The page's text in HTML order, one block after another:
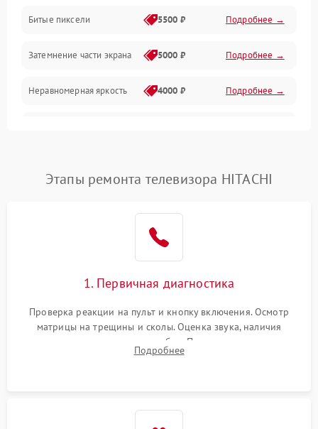
Механические повреждения
Программное обеспечение
Сеть и подключения
Битые пиксели 5500 ₽ Подробнее →
Затемнение части экрана 5000 ₽ Подробнее →
Неравномерная яркость 4000 ₽ Подробнее →
Этапы ремонта телевизора HITACHI
1. Первичная диагностика
Проверка реакции на пульт и кнопку включения. Осмотр
матрицы на трещины и сколы. Оценка звука, наличия
подсветки и индикаторов ошибок. Подключение тестовых
источников сигнала для выявления симптомов поломки.
Подробнее